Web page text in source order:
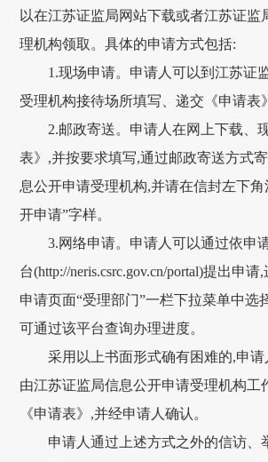
以在江苏证监局网站下载或者江苏证监
理机构领取。具体的申请方式包括:
1.现场申请。申请人可以到江苏证
受理机构接待场所填写、递交《申请表
2.邮政寄送。申请人在网上下载、
表》,并按要求填写,通过邮政寄送方式
息公开申请受理机构,并请在信封左下角
开申请”字样。
3.网络申请。申请人可以通过依申
台(http://neris.csrc.gov.cn/portal)提出申
申请页面“受理部门”一栏下拉菜单中选
可通过该平台查询办理进度。
采用以上书面形式确有困难的,申
由江苏证监局信息公开申请受理机构工
《申请表》,并经申请人确认。
申请人通过上述方式之外的信访、